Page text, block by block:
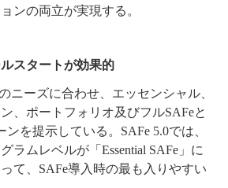
ンの両立が実現する。
スタートが効果的
ニーズに合わせ、エッセンシャル、
、ポートフォリオ及びフルSAFeと
を提示している。SAFe 5.0では、
ラムレベルが「Essential SAFe」に
て、SAFe導入時の最も入りやすい